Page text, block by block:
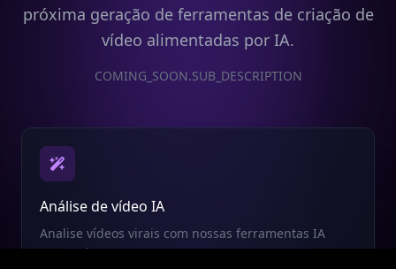
próxima geração de ferramentas de criação de
vídeo alimentadas por IA.
COMING_SOON.SUB_DESCRIPTION
Análise de vídeo IA
Analise vídeos virais com nossas ferramentas IA
avançadas